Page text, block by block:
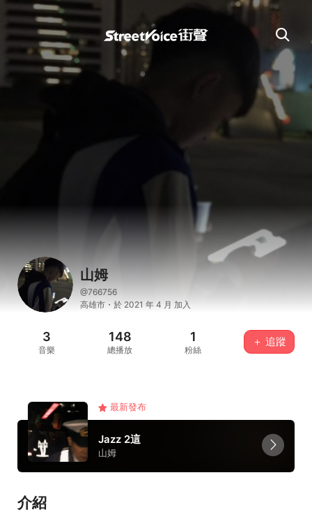
山姆
@766756
高雄市・於 2021 年 4 月 加入
3
音樂
148
總播放
1
粉絲
＋ 追蹤
最新發布
Jazz 2這
山姆
介紹